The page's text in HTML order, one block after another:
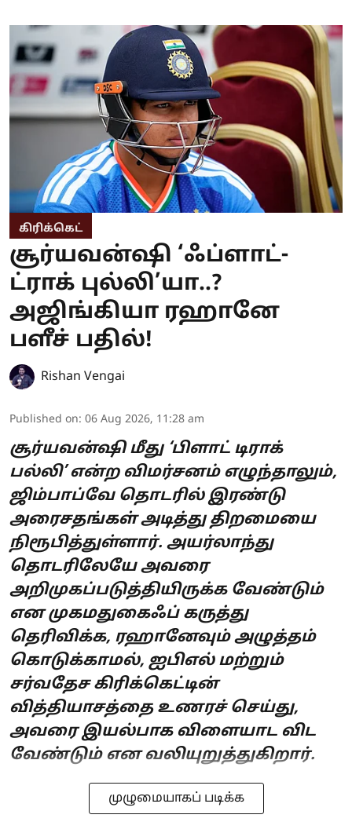
கிரிக்கெட்
சூர்யவன்ஷி ‘ஃப்ளாட்-
ட்ராக் புல்லி’யா..?
அஜிங்கியா ரஹானே
பளீச் பதில்!
Rishan Vengai
Published on: 06 Aug 2026, 11:28 am
சூர்யவன்ஷி மீது ‘பிளாட் டிராக்
பல்லி’ என்ற விமர்சனம் எழுந்தாலும்,
ஜிம்பாப்வே தொடரில் இரண்டு
அரைசதங்கள் அடித்து திறமையை
நிரூபித்துள்ளார். அயர்லாந்து
தொடரிலேயே அவரை
அறிமுகப்படுத்தியிருக்க வேண்டும்
என முகமதுகைஃப் கருத்து
தெரிவிக்க, ரஹானேவும் அழுத்தம்
கொடுக்காமல், ஐபிஎல் மற்றும்
சர்வதேச கிரிக்கெட்டின்
வித்தியாசத்தை உணரச் செய்து,
அவரை இயல்பாக விளையாட விட
வேண்டும் என வலியுறுத்துகிறார்.
முழுமையாகப் படிக்க